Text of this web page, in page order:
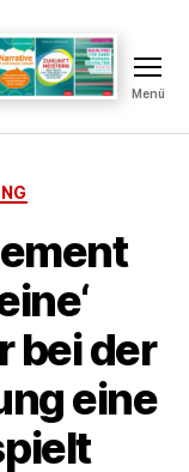
Menü
bei der
eine